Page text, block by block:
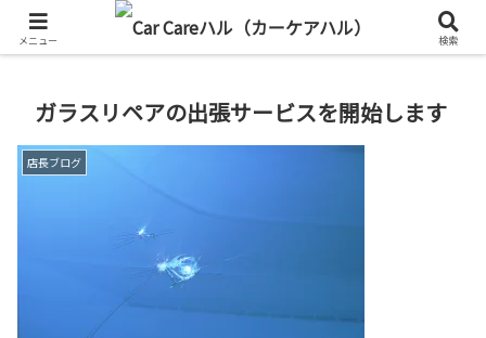
ガラスリペアの出張サービスを開始します
店長ブログ
メニュー 検索